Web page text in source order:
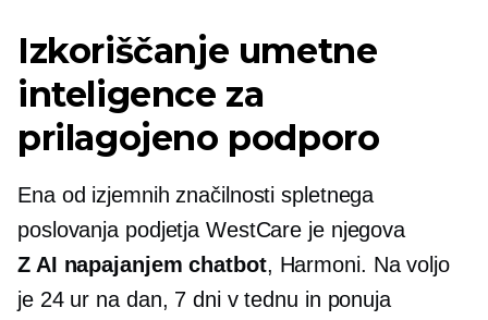
Izkoriščanje umetne
inteligence za
prilagojeno podporo
Ena od izjemnih značilnosti spletnega
poslovanja podjetja WestCare je njegova
Z AI napajanjem chatbot, Harmoni. Na voljo
je 24 ur na dan, 7 dni v tednu in ponuja